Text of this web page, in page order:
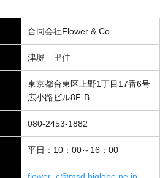
合同会社Flower & Co.
津堀 里佳
東京都台東区上野1丁目17番6号
広小路ビル8F-B
080-2453-1882
平日：10：00～16：00